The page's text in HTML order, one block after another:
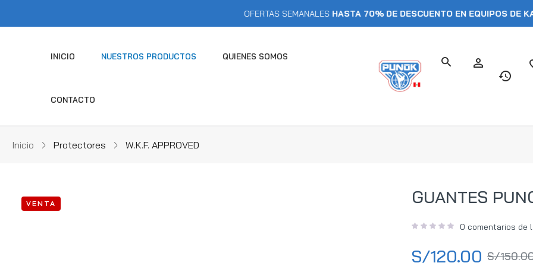
OFERTAS SEMANALESHASTA 70% DE DESCUENTO EN EQUIPOS DE KARATE
INICIO NUESTROS PRODUCTOS QUIENES SOMOS
CONTACTO
Inicio Protectores W.K.F. APPROVED
VENTA GUANTES
0 comentarios de
S/120.00 S/